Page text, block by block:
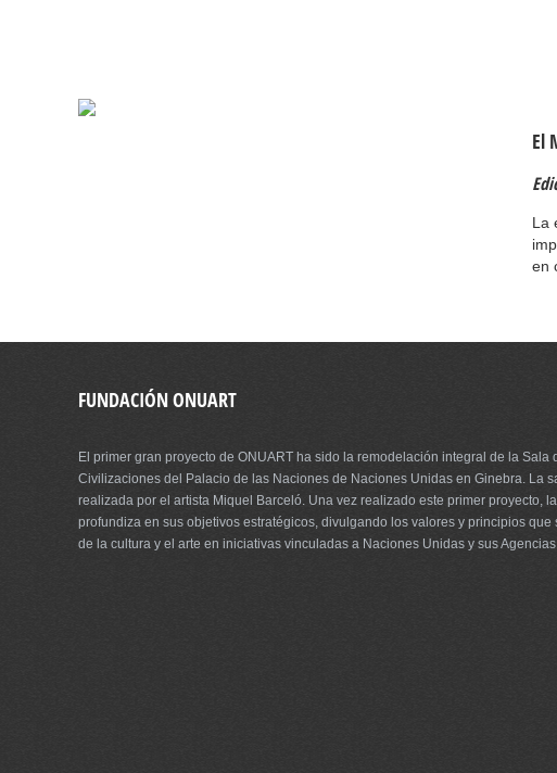
El
La
en
FUNDACIÓN ONUART
El primer gran proyecto de ONUART ha sido la remodelación integral de la
Civilizaciones del Palacio de las Naciones de Naciones Unidas en Ginebra. La
realizada por el artista Miquel Barceló. Una vez realizado este primer proyecto,
profundiza en sus objetivos estratégicos, divulgando los valores y principios
de la cultura y el arte en iniciativas vinculadas a Naciones Unidas y sus Agencias.